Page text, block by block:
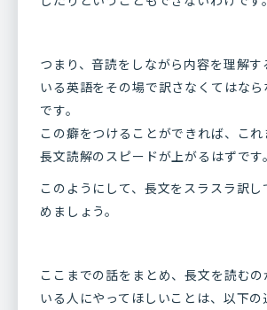
つまり、音読をしながら内容を理解す
いる英語をその場で訳さなくてはなら
です。
この癖をつけることができれば、こ
長文読解のスピードが上がるはずです。
このようにして、長文をスラスラ訳
めましょう。
ここまでの話をまとめ、長文を読む
いる人にやってほしいことは、以下の